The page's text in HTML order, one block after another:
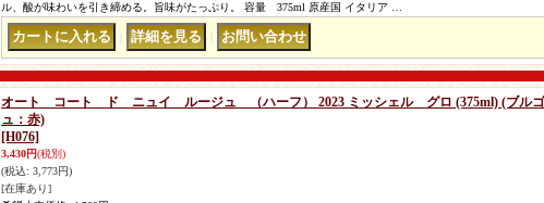
ル、酸が味わいを引き締める。旨味がたっぷり。 容量 375ml 原産国 イタリア …
オート コート ド ニュイ ルージュ （ハーフ） 2023 ミッシェル グロ (375ml) (ブル
ュ：赤)
[H076]
3,430円(税別)
(税込: 3,773円)
[在庫あり]